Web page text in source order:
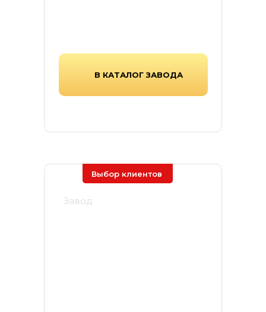
В КАТАЛОГ ЗАВОДА
Завод
Выбор клиентов